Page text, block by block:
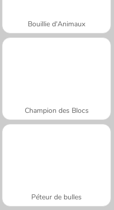
Bouillie d'Animaux
Champion des Blocs
Péteur de bulles